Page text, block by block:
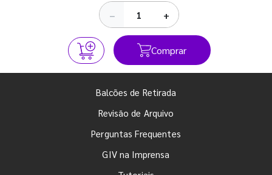
− +
Comprar
Balcões de Retirada
Revisão de Arquivo
Perguntas Frequentes
GIV na Imprensa